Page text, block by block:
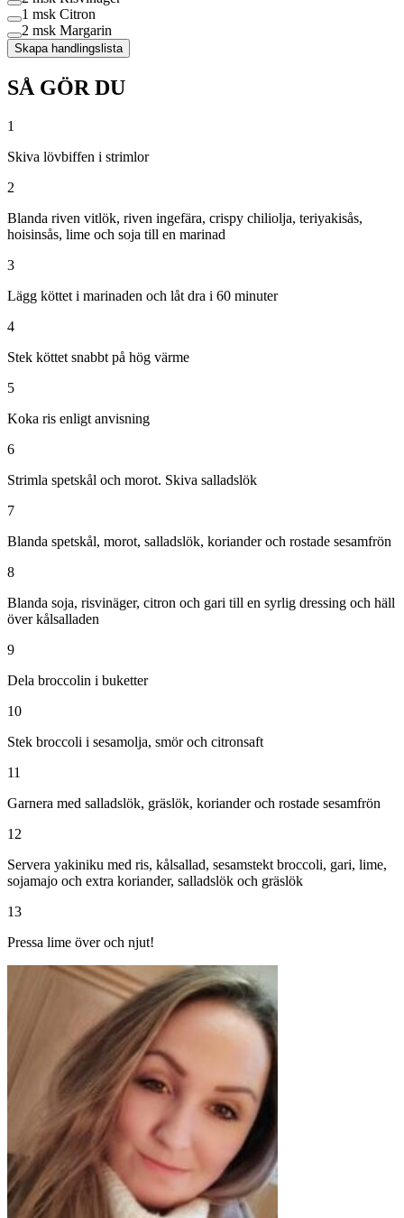
1 msk Citron
2 msk Margarin
Skapa handlingslista
SÅ GÖR DU
1
Skiva lövbiffen i strimlor
2
Blanda riven vitlök, riven ingefära, crispy chiliolja, teriyakisås,
hoisinsås, lime och soja till en marinad
3
Lägg köttet i marinaden och låt dra i 60 minuter
4
Stek köttet snabbt på hög värme
5
Koka ris enligt anvisning
6
Strimla spetskål och morot. Skiva salladslök
7
Blanda spetskål, morot, salladslök, koriander och rostade sesamfrön
8
Blanda soja, risvinäger, citron och gari till en syrlig dressing och häll
över kålsalladen
9
Dela broccolin i buketter
10
Stek broccoli i sesamolja, smör och citronsaft
11
Garnera med salladslök, gräslök, koriander och rostade sesamfrön
12
Servera yakiniku med ris, kålsallad, sesamstekt broccoli, gari, lime,
sojamajo och extra koriander, salladslök och gräslök
13
Pressa lime över och njut!